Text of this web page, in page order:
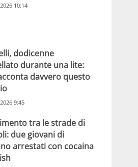
10:14
dodicenne
durante una lite:
davvero questo
9:45
tra le strade di
due giovani di
arrestati con cocaina